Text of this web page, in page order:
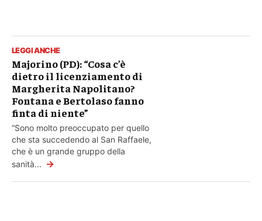
LEGGI ANCHE
Majorino (PD): “Cosa c’è
dietro il licenziamento di
Margherita Napolitano?
Fontana e Bertolaso fanno
finta di niente”
“Sono molto preoccupato per quello
che sta succedendo al San Raffaele,
che è un grande gruppo della
sanità... →